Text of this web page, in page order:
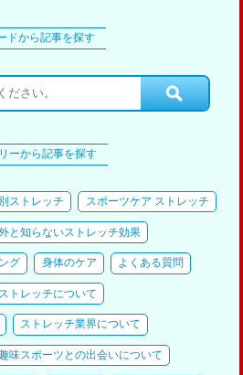
ドから記事を探す
ーから記事を探す
ストレッチ スポーツケア ストレッチ
と知らないストレッチ効果
グ 身体のケア よくある質問
トレッチについて
ストレッチ業界について
趣味スポーツとの出会いについて